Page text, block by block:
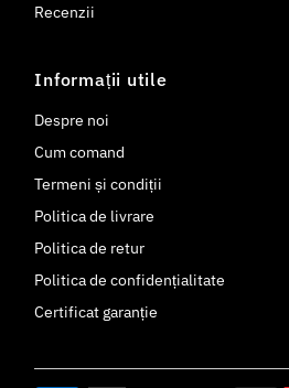
Recenzii
Informații utile
Despre noi
Cum comand
Termeni și condiții
Politica de livrare
Politica de retur
Politica de confidențialitate
Certificat garanție